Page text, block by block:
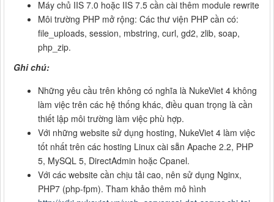
Máy chủ IIS 7.0 hoặc IIS 7.5 cần cài thêm module rewrite
Môi trường PHP mở rộng: Các thư viện PHP cần có:
file_uploads, session, mbstring, curl, gd2, zlib, soap,
php_zip.
Ghi chú:
Những yêu cầu trên không có nghĩa là NukeViet 4 không
làm việc trên các hệ thống khác, điều quan trọng là cần
thiết lập môi trường làm việc phù hợp.
Với những website sử dụng hosting, NukeViet 4 làm việc
tốt nhất trên các hosting Linux cài sẵn Apache 2.2, PHP
5, MySQL 5, DirectAdmin hoặc Cpanel.
Với các website cần chịu tải cao, nên sử dụng Nginx,
PHP7 (php-fpm). Tham khảo thêm mô hình